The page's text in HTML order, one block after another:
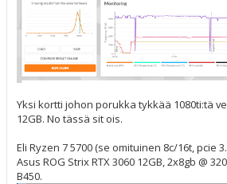
Yksi kortti johon porukka tykkää 1080ti:tä
12GB. No tässä sit ois.
Eli Ryzen 7 5700 (se omituinen 8c/16t, pcie
Asus ROG Strix RTX 3060 12GB, 2x8gb @
B450.